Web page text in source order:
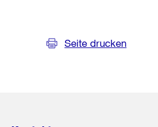
Seite drucken